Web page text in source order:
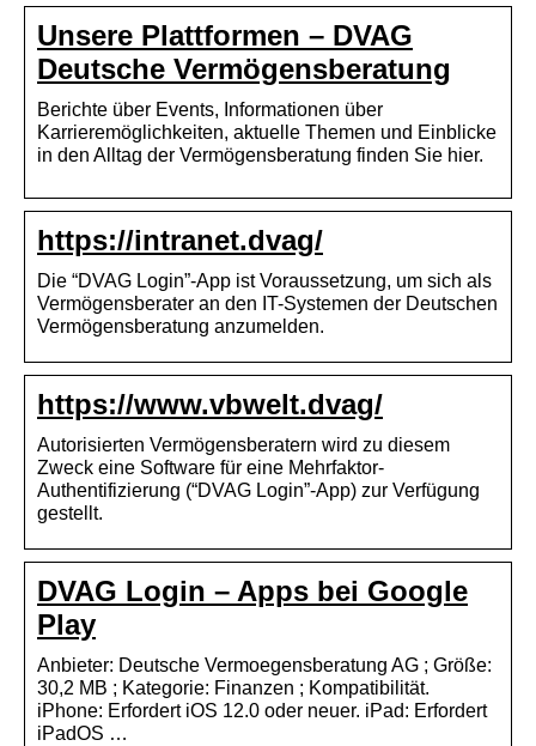
Unsere Plattformen – DVAG
Deutsche Vermögensberatung
Berichte über Events, Informationen über
Karrieremöglichkeiten, aktuelle Themen und Einblicke
in den Alltag der Vermögensberatung finden Sie hier.
https://intranet.dvag/
Die “DVAG Login”-App ist Voraussetzung, um sich als
Vermögensberater an den IT-Systemen der Deutschen
Vermögensberatung anzumelden.
https://www.vbwelt.dvag/
Autorisierten Vermögensberatern wird zu diesem
Zweck eine Software für eine Mehrfaktor-
Authentifizierung (“DVAG Login”-App) zur Verfügung
gestellt.
DVAG Login – Apps bei Google
Play
Anbieter: Deutsche Vermoegensberatung AG ; Größe:
30,2 MB ; Kategorie: Finanzen ; Kompatibilität.
iPhone: Erfordert iOS 12.0 oder neuer. iPad: Erfordert
iPadOS …